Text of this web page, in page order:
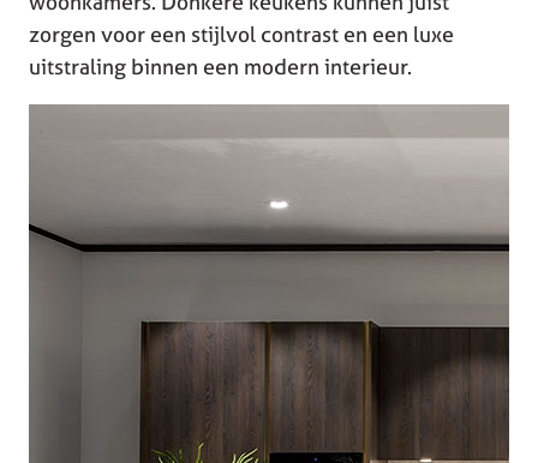
zorgen voor een stijlvol contrast en een luxe
uitstraling binnen een modern interieur.